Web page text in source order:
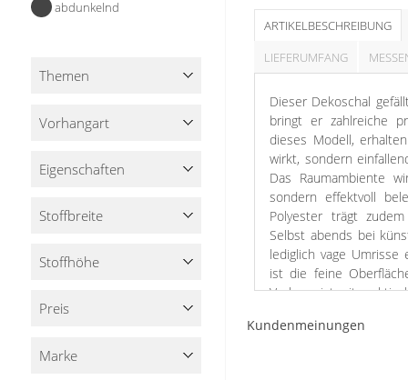
Stoffe
abdunkelnd
Themen
Vorhangart
Eigenschaften
Stoffbreite
Stoffhöhe
Preis
Marke
ARTIKELBESCHREIBUNG
LIEFERUMFANG
Dieser Dekoschal
bringt er zahlreiche
dieses Modell,
wirkt, sondern
Das Raumambiente
sondern effektvoll
Polyester trägt
Selbst abends bei
lediglich vage Umrisse
ist die feine
Vorhang ist mit
dekorative
Kundenmeinungen